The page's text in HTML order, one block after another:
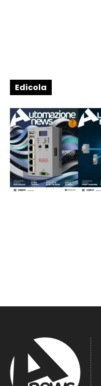
Edicola